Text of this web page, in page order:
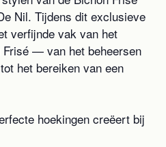
Nil. Tijdens dit exclusieve
verfijnde vak van het
— van het beheersen
het bereiken van een
hoekingen creëert bij